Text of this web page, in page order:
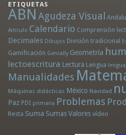
ETIQUETAS
ABN Agudeza Visual
Artículo Calendario Comprensión
Decimales Dibujos División tradicional
Gamificación Genially Geometría
lectoescritura Lectura Lengua
Manualidades
Máquinas didácticas México Navidad
Paz PDI primaria Problemas
Resta Suma Sumas Valores vídeo